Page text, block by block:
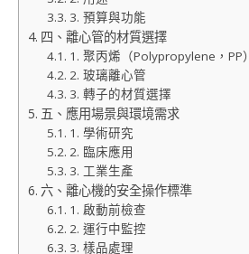
3. 預算與功能
四、離心管的材質選擇
1. 聚丙烯（Polypropylene，PP）
2. 玻璃離心管
3. 轉子的材質選擇
五、應用場景與環境需求
1. 學術研究
2. 臨床應用
3. 工業生產
六、離心機的安全操作標準
1. 啟動前檢查
2. 運行中監控
3. 樣品處理